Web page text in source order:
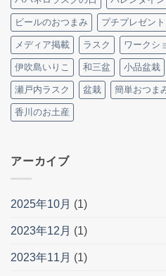
ビールのおつまみ プチプレゼント
メディア掲載 ラスク ワークシ
伊吹島いりこ 和三盆 小品盆栽
瀬戸内ラスク 盆栽 簡単おつま
香川のお土産
アーカイブ
2025年10月 (1)
2023年12月 (1)
2023年11月 (1)